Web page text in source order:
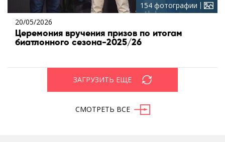
154 фотографии
20/05/2026
Церемония вручения призов по итогам
биатлонного сезона-2025/26
ЗАГРУЗИТЬ ЕЩЕ
СМОТРЕТЬ ВСЕ